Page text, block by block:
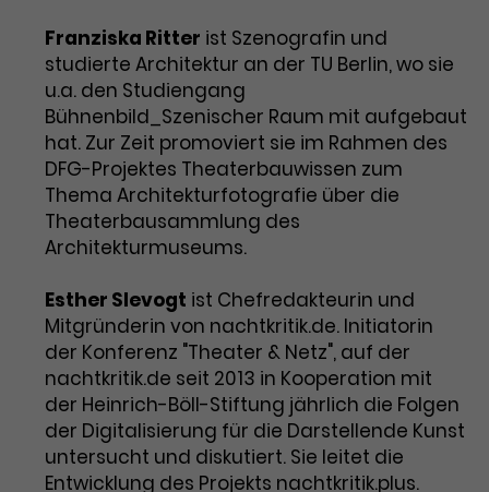
Franziska Ritter ist Szenografin und
studierte Architektur an der TU Berlin, wo sie
u.a. den Studiengang
Bühnenbild_Szenischer Raum mit aufgebaut
hat. Zur Zeit promoviert sie im Rahmen des
DFG-Projektes Theaterbauwissen zum
Thema Architekturfotografie über die
Theaterbausammlung des
Architekturmuseums.
Esther Slevogt ist Chefredakteurin und
Mitgründerin von nachtkritik.de. Initiatorin
der Konferenz "Theater & Netz", auf der
nachtkritik.de seit 2013 in Kooperation mit
der Heinrich-Böll-Stiftung jährlich die Folgen
der Digitalisierung für die Darstellende Kunst
untersucht und diskutiert. Sie leitet die
Entwicklung des Projekts nachtkritik.plus.